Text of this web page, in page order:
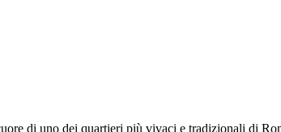
di uno dei quartieri più vivaci e tradizionali di